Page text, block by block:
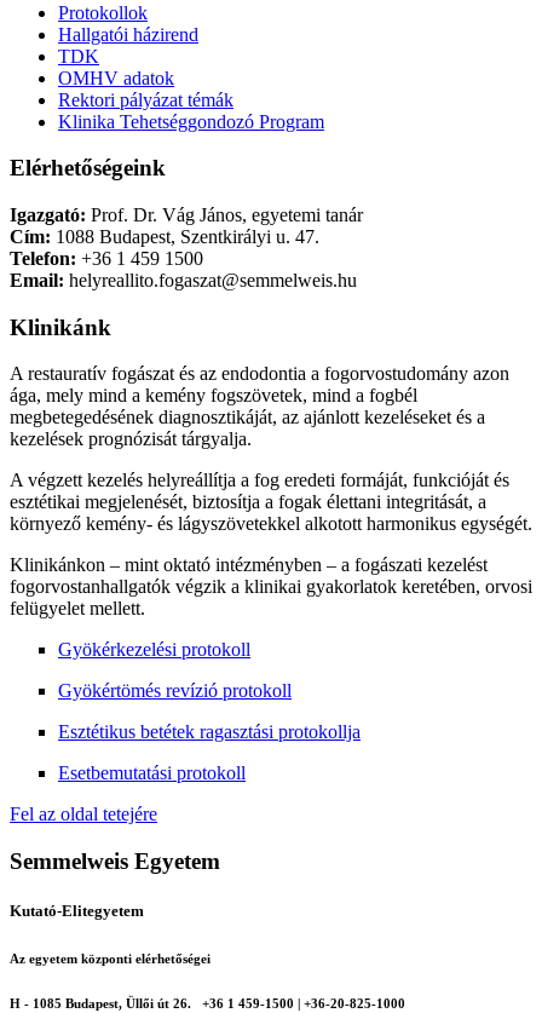
Protokollok
Hallgatói házirend
TDK
OMHV adatok
Rektori pályázat témák
Klinika Tehetséggondozó Program
Elérhetőségeink
Igazgató: Prof. Dr. Vág János, egyetemi tanár
Cím: 1088 Budapest, Szentkirályi u. 47.
Telefon: +36 1 459 1500
Email: helyreallito.fogaszat@semmelweis.hu
Klinikánk
A restauratív fogászat és az endodontia a fogorvostudomány azon
ága, mely mind a kemény fogszövetek, mind a fogbél
megbetegedésének diagnosztikáját, az ajánlott kezeléseket és a
kezelések prognózisát tárgyalja.
A végzett kezelés helyreállítja a fog eredeti formáját, funkcióját és
esztétikai megjelenését, biztosítja a fogak élettani integritását, a
környező kemény- és lágyszövetekkel alkotott harmonikus egységét.
Klinikánkon – mint oktató intézményben – a fogászati kezelést
fogorvostanhallgatók végzik a klinikai gyakorlatok keretében, orvosi
felügyelet mellett.
Gyökérkezelési protokoll
Gyökértömés revízió protokoll
Esztétikus betétek ragasztási protokollja
Esetbemutatási protokoll
Fel az oldal tetejére
Semmelweis Egyetem
Kutató-Elitegyetem
Az egyetem központi elérhetőségei
H - 1085 Budapest, Üllői út 26.
+36 1 459-1500 | +36-20-825-1000